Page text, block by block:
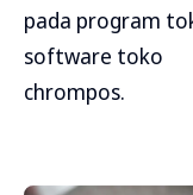
pada program
software toko
chrompos.